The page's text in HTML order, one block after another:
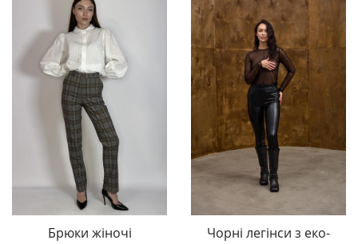
Брюки жіночі
Чорні легінси з еко-